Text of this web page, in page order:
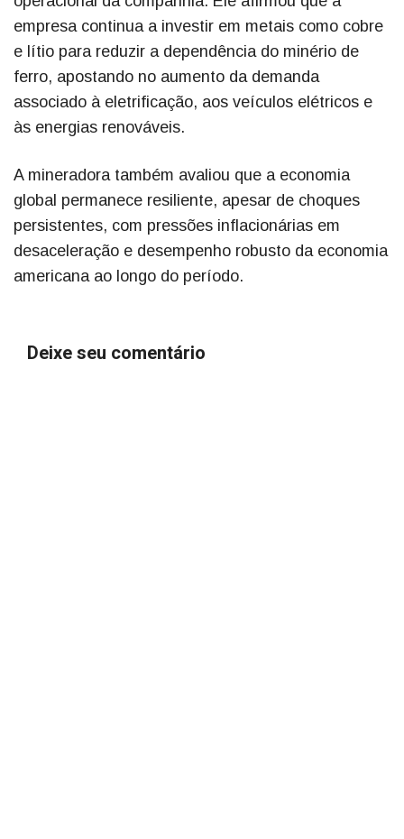
empresa continua a investir em metais como cobre
e lítio para reduzir a dependência do minério de
ferro, apostando no aumento da demanda
associado à eletrificação, aos veículos elétricos e
às energias renováveis.
A mineradora também avaliou que a economia
global permanece resiliente, apesar de choques
persistentes, com pressões inflacionárias em
desaceleração e desempenho robusto da economia
americana ao longo do período.
Deixe seu comentário